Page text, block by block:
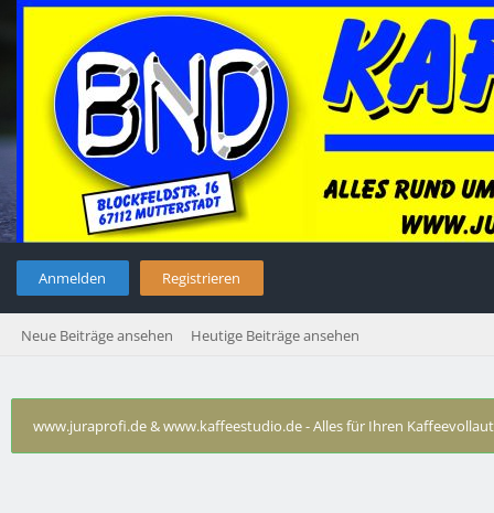
Anmelden Registrieren
Neue Beiträge ansehen Heutige Beiträge ansehen
www.juraprofi.de & www.kaffeestudio.de - Alles für Ihren